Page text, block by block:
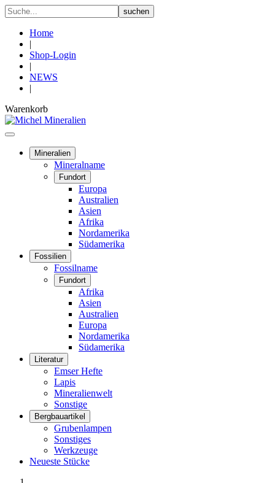
Home
|
Shop-Login
|
NEWS
|
Warenkorb
Mineralien
Mineralname
Fundort
Europa
Australien
Asien
Afrika
Nordamerika
Südamerika
Fossilien
Fossilname
Fundort
Afrika
Asien
Australien
Europa
Nordamerika
Südamerika
Literatur
Emser Hefte
Lapis
Mineralienwelt
Sonstige
Bergbauartikel
Grubenlampen
Sonstiges
Werkzeuge
Neueste Stücke